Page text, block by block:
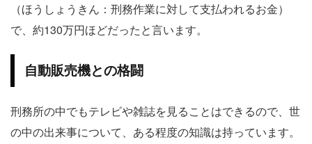
（ほうしょうきん：刑務作業に対して支払われるお金）
で、約130万円ほどだったと言います。
自動販売機との格闘
刑務所の中でもテレビや雑誌を見ることはできるので、世
の中の出来事について、ある程度の知識は持っています。